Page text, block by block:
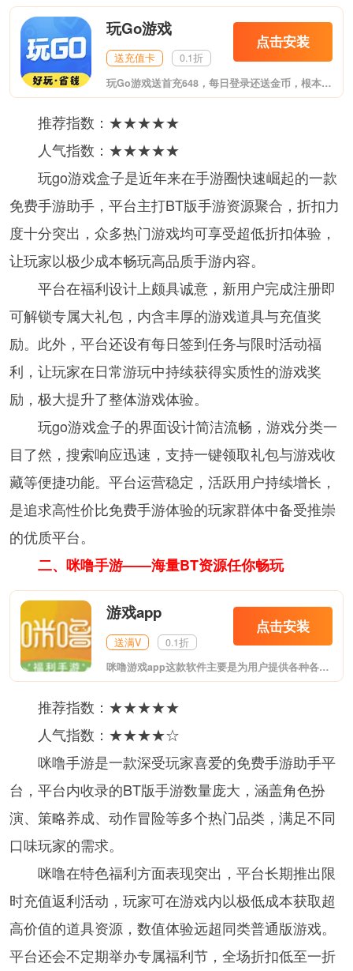
玩Go游戏
送充值卡 0.1折
点击安装
玩Go游戏送首充648，每日登录还送金币，根本不花钱！这是最新推出的福利游戏盒子，至尊VIP、无限元宝上线送，变态爆率，夸张福利。体验专属GM特权，GM工具直接送，想要什么自己刷！包含市面上热门的各大类型游戏。
推荐指数：★★★★★
人气指数：★★★★★
玩go游戏盒子是近年来在手游圈快速崛起的一款
免费手游助手，平台主打BT版手游资源聚合，折扣力
度十分突出，众多热门游戏均可享受超低折扣体验，
让玩家以极少成本畅玩高品质手游内容。
平台在福利设计上颇具诚意，新用户完成注册即
可解锁专属大礼包，内含丰厚的游戏道具与充值奖
励。此外，平台还设有每日签到任务与限时活动福
利，让玩家在日常游玩中持续获得实质性的游戏奖
励，极大提升了整体游戏体验。
玩go游戏盒子的界面设计简洁流畅，游戏分类一
目了然，搜索响应迅速，支持一键领取礼包与游戏收
藏等便捷功能。平台运营稳定，活跃用户持续增长，
是追求高性价比免费手游体验的玩家群体中备受推崇
的优质平台。
二、咪噜手游——海量BT资源任你畅玩
游戏app
送满V 0.1折
点击安装
咪噜游戏app这款软件主要是为用户提供各种各样的bt手游，在这里你能看到各种热门bt游戏，玩起来更加带感哦，支持用户充值返利，客服小姐姐为你答疑解惑，快来下载试试吧!
推荐指数：★★★★★
人气指数：★★★★☆
咪噜手游是一款深受玩家喜爱的免费手游助手平
台，平台内收录的BT版手游数量庞大，涵盖角色扮
演、策略养成、动作冒险等多个热门品类，满足不同
口味玩家的需求。
咪噜在特色福利方面表现突出，平台长期推出限
时充值返利活动，玩家可在游戏内以极低成本获取超
高价值的道具资源，数值体验远超同类普通版游戏。
平台还会不定期举办专属福利节，全场折扣低至一折